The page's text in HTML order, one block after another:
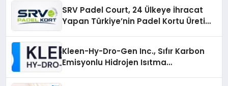
SRV Padel Court, 24 Ülkeye İhracat
Yapan Türkiye’nin Padel Kortu Üretim
Kleen-Hy-Dro-Gen Inc., Sıfır Karbon
Emisyonlu Hidrojen Isıtma